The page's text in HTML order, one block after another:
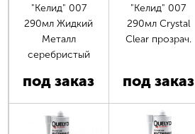
"Келид" 007
290мл Жидкий
Металл
серебристый
под заказ
"Келид" 007
290мл Crystal
Clear прозрач.
под заказ